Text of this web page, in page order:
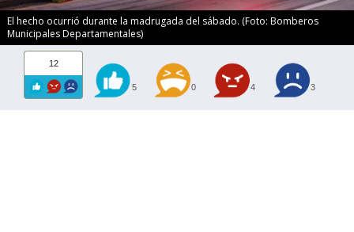
El hecho ocurrió durante la madrugada del sábado. (Foto: Bomberos
Municipales Departamentales)
12
5 0 4 3